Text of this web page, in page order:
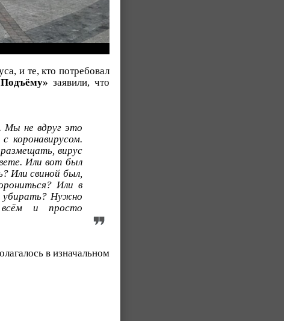
и те, кто потребовал
заявили, что
Мы не вдруг это
коронавирусом.
вирус
Или вот был
Или свиной был,
Или в
убирать? Нужно
всём и просто
в изначальном